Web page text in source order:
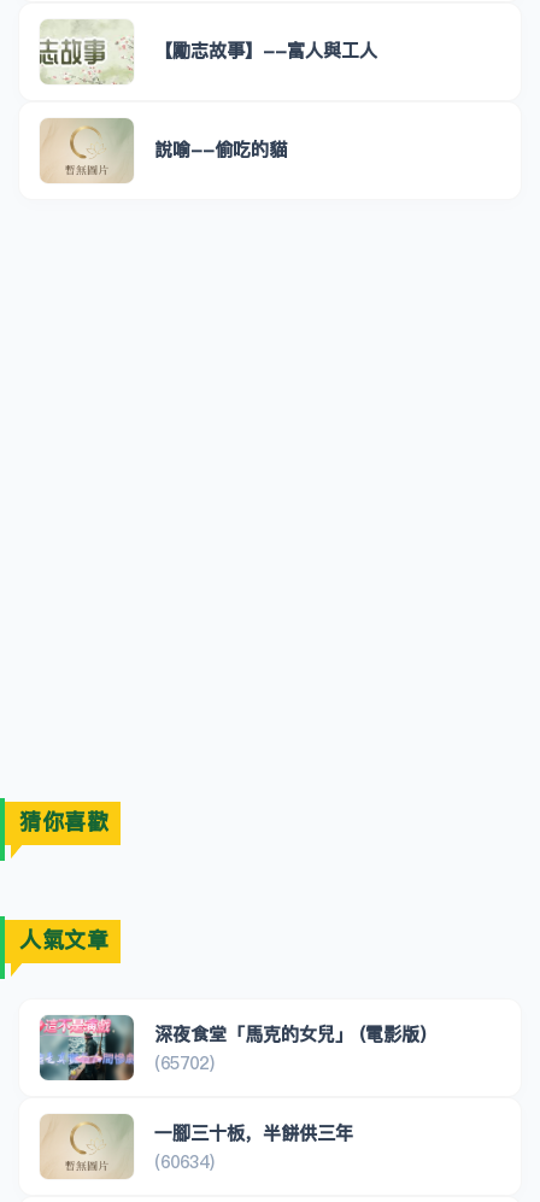
【勵志故事】--富人與工人
說喻--偷吃的貓
猜你喜歡
人氣文章
深夜食堂「馬克的女兒」 (電影版)
(65702)
一腳三十板，半餅供三年
(60634)